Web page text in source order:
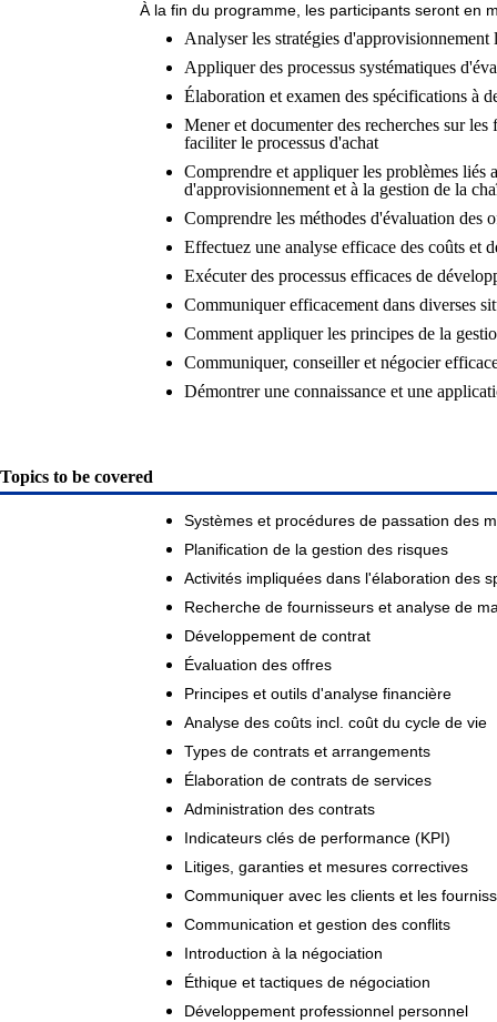
À la fin du programme, les participants seront en
Analyser les stratégies
Appliquer des processus systématiques
Élaboration et examen des spécifications à
Mener et documenter des recherches sur les
faciliter le processus d'achat
Comprendre et appliquer les problèmes liés
d'approvisionnement et à la gestion de la
Comprendre les méthodes d'évaluation des
Effectuez une analyse efficace des coûts et
Exécuter des processus efficaces de
Communiquer efficacement dans diverses
Comment appliquer les principes de la
Communiquer, conseiller et négocier
Démontrer une connaissance et une
Topics to be covered
Systèmes et procédures de passation des
Planification de la gestion des risques
Activités impliquées dans l'élaboration des
Recherche de fournisseurs et analyse de
Développement de contrat
Évaluation des offres
Principes et outils d'analyse financière
Analyse des coûts incl. coût du cycle de vie
Types de contrats et arrangements
Élaboration de contrats de services
Administration des contrats
Indicateurs clés de performance (KPI)
Litiges, garanties et mesures correctives
Communiquer avec les clients et les
Communication et gestion des conflits
Introduction à la négociation
Éthique et tactiques de négociation
Développement professionnel personnel